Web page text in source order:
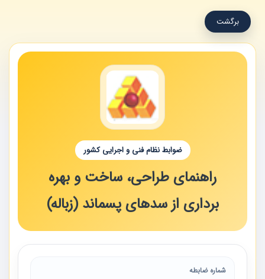
برگشت
ضوابط نظام فنی و اجرایی کشور
راهنمای طراحی، ساخت و بهره
برداری از سدهای پسماند (زباله)
شماره ضابطه